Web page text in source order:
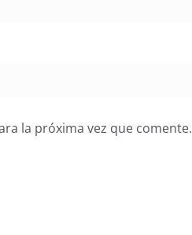
la próxima vez que comente.